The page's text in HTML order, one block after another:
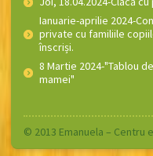
Ianuarie-aprilie 2024-
private cu familiile
înscriși.
8 Martie 2024-"Tablou
mamei"
© 2013 Emanuela – Centru